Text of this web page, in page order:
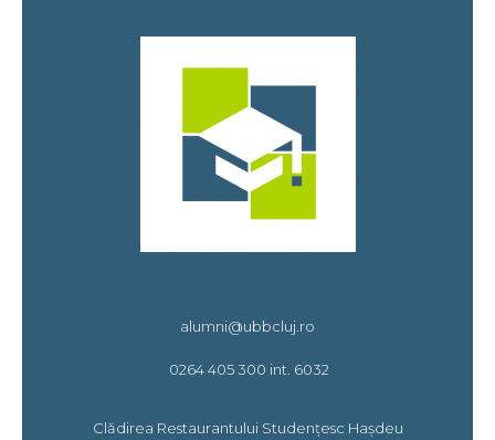
alumni@ubbcluj.ro
0264 405 300 int. 6032
Clădirea Restaurantului Studențesc Hașdeu